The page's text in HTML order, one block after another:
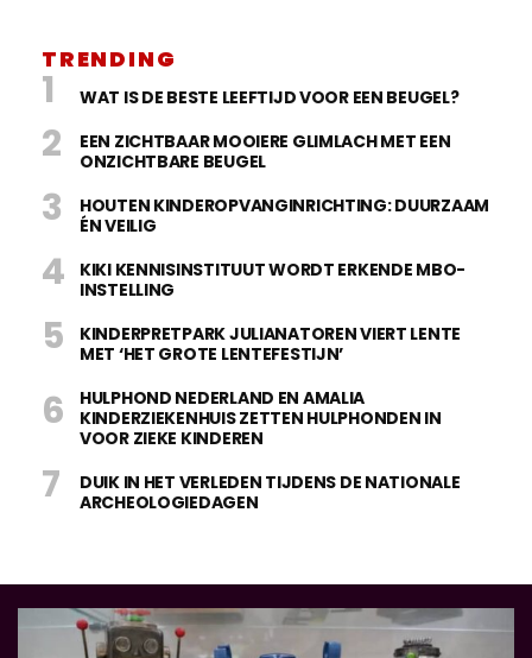
TRENDING
WAT IS DE BESTE LEEFTIJD VOOR EEN BEUGEL?
EEN ZICHTBAAR MOOIERE GLIMLACH MET EEN
ONZICHTBARE BEUGEL
HOUTEN KINDEROPVANGINRICHTING: DUURZAAM
ÉN VEILIG
KIKI KENNISINSTITUUT WORDT ERKENDE MBO-
INSTELLING
KINDERPRETPARK JULIANATOREN VIERT LENTE
MET ‘HET GROTE LENTEFESTIJN’
HULPHOND NEDERLAND EN AMALIA
KINDERZIEKENHUIS ZETTEN HULPHONDEN IN
VOOR ZIEKE KINDEREN
DUIK IN HET VERLEDEN TIJDENS DE NATIONALE
ARCHEOLOGIEDAGEN